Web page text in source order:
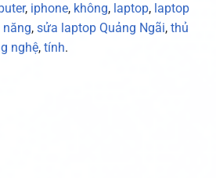
, iphone, không, laptop, laptop
năng, sửa laptop Quảng Ngãi, thủ
nghệ, tính.